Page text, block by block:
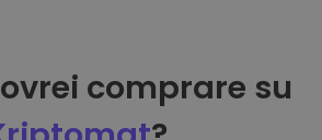
comprare su